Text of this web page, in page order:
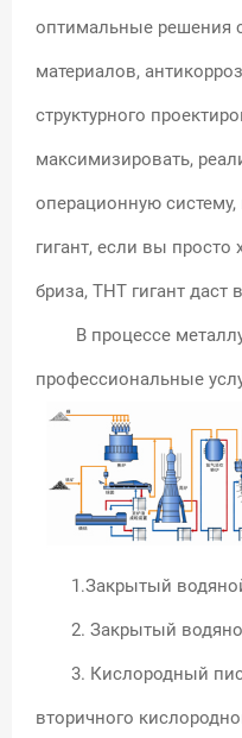
оптимальные решения
материалов,
структурного
максимизировать,
операционную
гигант, если вы просто
бриза, THT гигант даст
В процессе
профессиональные
1.Закрытый
2. Закрытый
3. Кислородный
вторичного